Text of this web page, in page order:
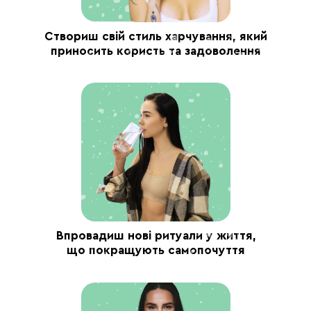
▪ готове меню на
день (сніданок, обід,
▪ варіанти води по
рівню PH та додаткові
▪ готове меню на
день (сніданок, обід,
вечеря)
▪ варіанти води по
рівню PH та додаткові
напої
День 10
▪ Тренування + план
раціону день 10.
▪ Ранкове тренування
День 11
▪ Тренування + план
раціону день 11.
▪ Ранкове тренування
Чт.
Створиш свій стиль харчування, який
приносить користь та задоволення
Впровадиш нові ритуали у життя,
що покращують самопочуття